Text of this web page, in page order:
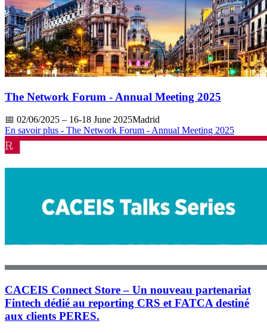
The Network Forum - Annual Meeting 2025
📅 02/06/2025 – 16-18 June 2025Madrid
En savoir plus - The Network Forum - Annual Meeting 2025
CACEIS Connect Store – Un nouveau partenariat
Fintech dédié au reporting CRS et FATCA destiné
aux clients PERES.